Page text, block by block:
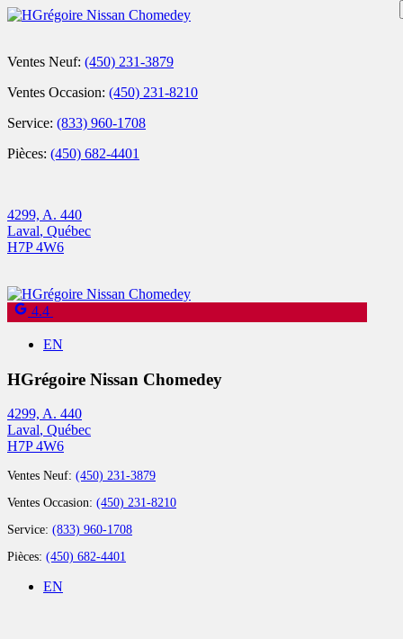
Ventes Neuf: (450) 231-3879
Ventes Occasion: (450) 231-8210
Service: (833) 960-1708
Pièces: (450) 682-4401
4299, A. 440
Laval, Québec
H7P 4W6
4.4
EN
HGrégoire Nissan Chomedey
4299, A. 440
Laval, Québec
H7P 4W6
Ventes Neuf: (450) 231-3879
Ventes Occasion: (450) 231-8210
Service: (833) 960-1708
Pièces: (450) 682-4401
EN